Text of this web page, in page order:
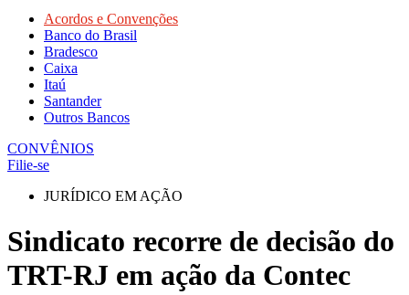
Acordos e Convenções
Banco do Brasil
Bradesco
Caixa
Itaú
Santander
Outros Bancos
CONVÊNIOS
Filie-se
JURÍDICO EM AÇÃO
Sindicato recorre de decisão do
TRT-RJ em ação da Contec